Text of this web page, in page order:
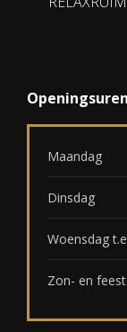
Openingsuren
Maandag
Dinsdag
Woensdag
Zon- en